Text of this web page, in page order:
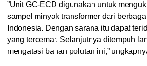
”Unit GC-ECD digunakan untuk
sampel minyak transformer dari
Indonesia. Dengan sarana itu dapat
yang tercemar. Selanjutnya ditempuh
mengatasi bahan polutan ini,”